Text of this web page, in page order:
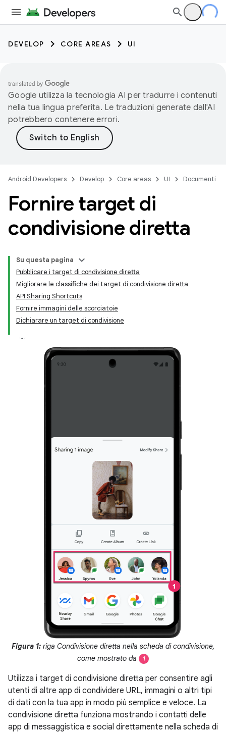
DEVELOP CORE AREAS UI
Google utilizza la tecnologia AI per tradurre i contenuti
nella tua lingua preferita. Le traduzioni generate dall'AI
potrebbero contenere errori.
Android Developers Develop Core areas UI Documenti
Fornire target di
condivisione diretta
Su questa pagina
Pubblicare i target di condivisione diretta
Migliorare le classifiche dei target di condivisione diretta
API Sharing Shortcuts
Fornire immagini delle scorciatoie
Dichiarare un target di condivisione
Figura 1: riga Condivisione diretta nella scheda di condivisione,
come mostrato da
1
Utilizza i target di condivisione diretta per consentire agli
utenti di altre app di condividere URL, immagini o altri tipi
di dati con la tua app in modo più semplice e veloce. La
condivisione diretta funziona mostrando i contatti delle
app di messaggistica e social direttamente nella scheda di